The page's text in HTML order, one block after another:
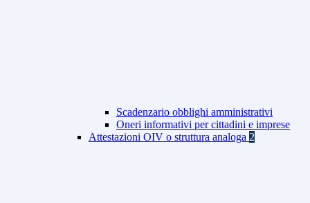
Scadenzario obblighi amministrativi
Oneri informativi per cittadini e imprese
Attestazioni OIV o struttura analoga 2